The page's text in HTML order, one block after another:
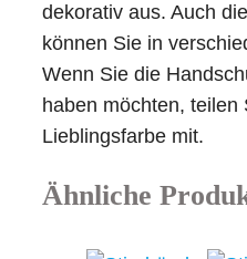
dekorativ aus. Auch
können Sie in
Wenn Sie die
haben möchten, teilen
Lieblingsfarbe mit.
Ähnliche